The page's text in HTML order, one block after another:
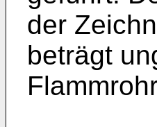
der
beträgt